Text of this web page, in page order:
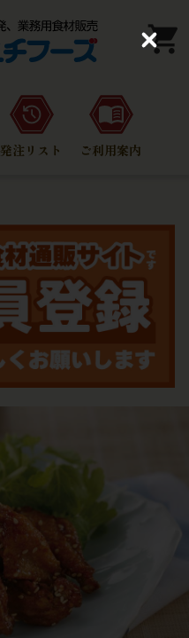
発注リスト ご利用案内
C